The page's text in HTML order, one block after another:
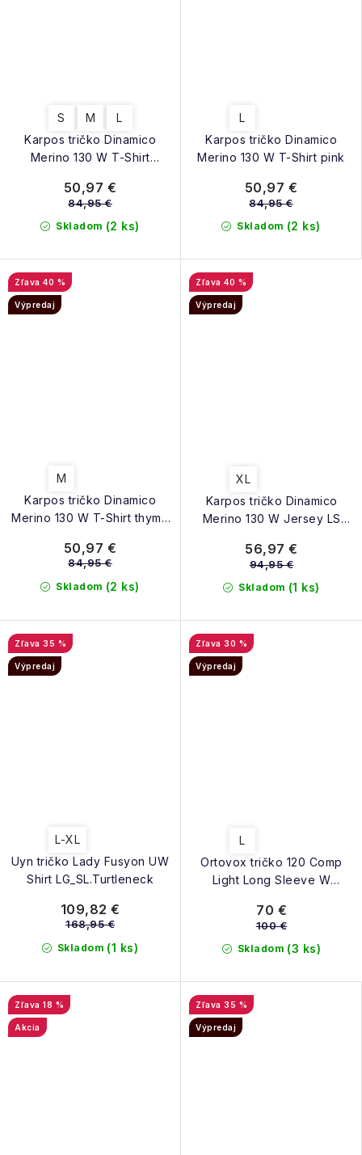
Karpos tričko Dinamico
Merino 130 W T-Shirt
S M L
Skladom (2 ks)
50,97 €
84,95 €
Karpos tričko Dinamico
Merino 130 W T-Shirt pink
L
Skladom (2 ks)
50,97 €
84,95 €
Karpos tričko Dinamico
Merino 130 W T-Shirt thyme
40 %
Výpredaj
M
Skladom (2 ks)
50,97 €
84,95 €
Karpos tričko Dinamico
Merino 130 W Jersey LS
40 %
Výpredaj
XL
Skladom (1 ks)
56,97 €
94,95 €
Uyn tričko Lady Fusyon UW
Shirt LG_SL.Turtleneck
35 %
Výpredaj
L-XL
Skladom (1 ks)
109,82 €
168,95 €
Ortovox tričko 120 Comp
Light Long Sleeve W
30 %
Výpredaj
L
Skladom (3 ks)
70 €
100 €
18 %
Akcia
35 %
Výpredaj